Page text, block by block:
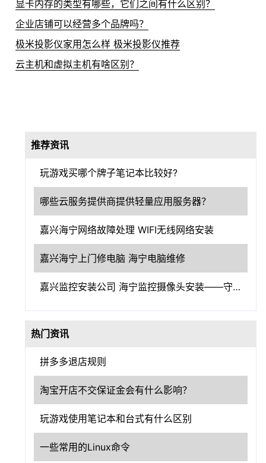
显卡内存的类型有哪些，它们之间有什么区别？
企业店铺可以经营多个品牌吗？
极米投影仪家用怎么样 极米投影仪推荐
云主机和虚拟主机有啥区别？
推荐资讯
玩游戏买哪个牌子笔记本比较好?
哪些云服务提供商提供轻量应用服务器？
嘉兴海宁网络故障处理 WIFI无线网络安装
嘉兴海宁上门修电脑 海宁电脑维修
嘉兴监控安装公司 海宁监控摄像头安装——守护嘉兴，洞察一切
热门资讯
拼多多退店规则
淘宝开店不交保证金会有什么影响？
玩游戏使用笔记本和台式有什么区别
一些常用的Linux命令